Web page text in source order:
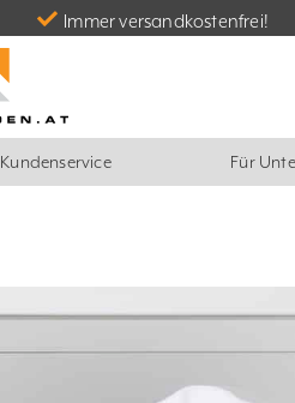
Immer versandkostenfrei!
Kundenservice Für